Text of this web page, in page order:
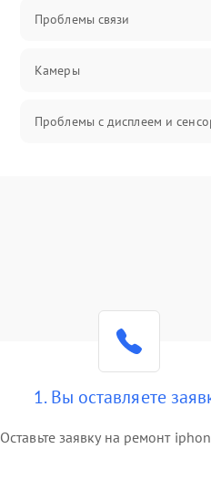
Проблемы связи
Камеры
Проблемы с дисплеем и
1. Вы оставляете
Оставьте заявку на ремонт